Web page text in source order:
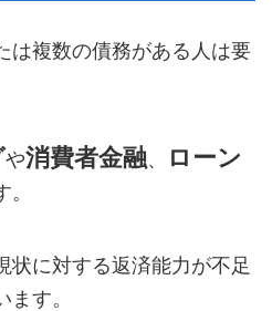
は複数の債務がある人は要
や消費者金融、 ローン
状に対する返済能力が不足
す。